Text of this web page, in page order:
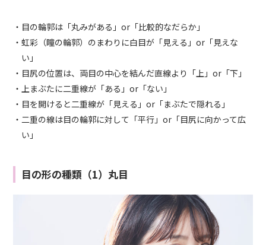
・目の輪郭は「丸みがある」or「比較的なだらか」
・虹彩（瞳の輪郭）のまわりに白目が「見える」or「見えな
い」
・目尻の位置は、両目の中心を結んだ直線より「上」or「下」
・上まぶたに二重線が「ある」or「ない」
・目を開けると二重線が「見える」or「まぶたで隠れる」
・二重の線は目の輪郭に対して「平行」or「目尻に向かって広
い」
目の形の種類（1）丸目